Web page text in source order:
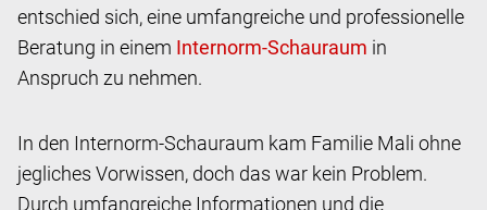
entschied sich, eine umfangreiche und professionelle
Beratung in einem
in
Anspruch zu nehmen.
In den Internorm-Schauraum kam Familie Mali ohne
jegliches Vorwissen, doch das war kein Problem.
Durch umfangreiche Informationen und die